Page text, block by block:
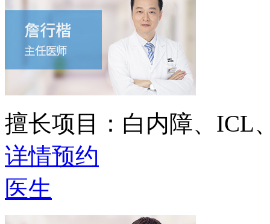
擅长项目： 白内障、ICL
详情预约
医生